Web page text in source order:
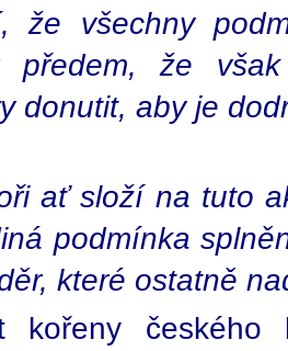
že všechny
předem, že
donutit, aby je
ať složí na tuto
podmínka
které ostatně
kořeny českého